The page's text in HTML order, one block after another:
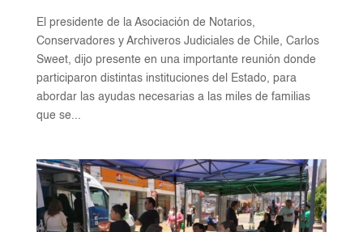
El presidente de la Asociación de Notarios,
Conservadores y Archiveros Judiciales de Chile, Carlos
Sweet, dijo presente en una importante reunión donde
participaron distintas instituciones del Estado, para
abordar las ayudas necesarias a las miles de familias
que se...